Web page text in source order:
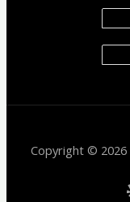
Copyright ©